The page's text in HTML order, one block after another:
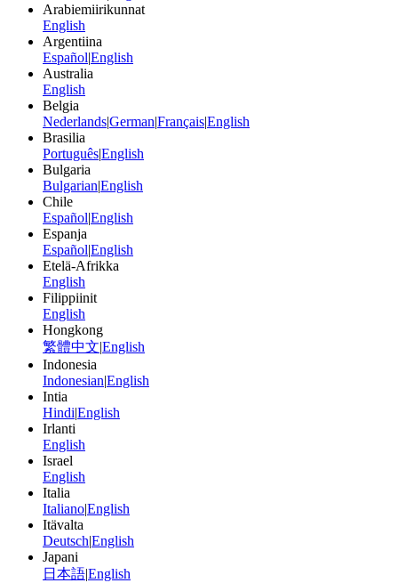
Arabiemiirikunnat
English
Argentiina
EspañolEnglish
Australia
English
Belgia
NederlandsGermanFrançaisEnglish
Brasilia
PortuguêsEnglish
Bulgaria
BulgarianEnglish
Chile
EspañolEnglish
Espanja
EspañolEnglish
Etelä-Afrikka
English
Filippiinit
English
Hongkong
繁體中文 English
Indonesia
IndonesianEnglish
Intia
HindiEnglish
Irlanti
English
Israel
English
Italia
ItalianoEnglish
Itävalta
DeutschEnglish
Japani
日本語English